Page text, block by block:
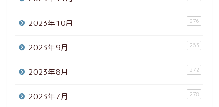
2023年10月 276
2023年9月 263
2023年8月 272
2023年7月 278